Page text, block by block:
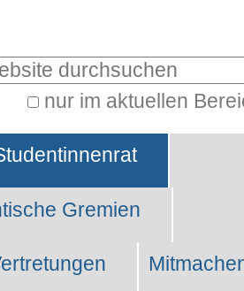
nur im aktuellen
Gremien